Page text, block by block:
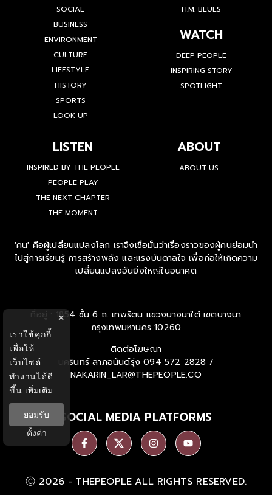
SOCIAL
BUSINESS
ENVIRONMENT
CULTURE
LIFESTYLE
HISTORY
SPORTS
LOOK UP
H.M. BLUES
WATCH
DEEP PEOPLE
INSPIRING STORY
SPOTLIGHT
LISTEN
INSPIRED BY THE PEOPLE
PEOPLE PLAY
THE NEXT CHAPTER
THE MOMENT
ABOUT
ABOUT US
'คน' คือผู้เปลี่ยนแปลงโลก เราจึงเชื่อมั่นว่าเรื่องราวของผู้คนย่อมนำ
ไปสู่การเรียนรู้ การสร้างพลัง และแรงบันดาลใจ เพื่อก่อให้เกิดความ
เปลี่ยนแปลงอันยิ่งใหญ่ในอนาคต
ที่อยู่ : 1854 ชั้น 6 ถ. เทพรัตน แขวงบางนาใต้ เขตบางนา
กรุงเทพมหานคร 10260
ติดต่อโฆษณา
นครินทร์ ลาภอนันด์รุ่ง 094 572 2828 /
NAKARIN_LAR@THEPEOPLE.CO
SOCIAL MEDIA PLATFORMS
Ⓒ 2026 - THEPEOPLE ALL RIGHTS RESERVED.
×
เราใช้คุกกี้
เพื่อให้
เว็บไซต์
ทำงานได้ดี
ขึ้น เพิ่มเติม
ยอมรับ
ตั้งค่า